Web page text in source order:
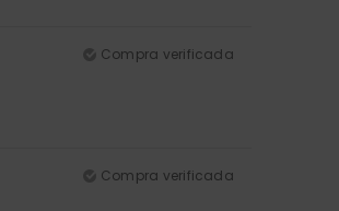
Compra verificada
Compra verificada